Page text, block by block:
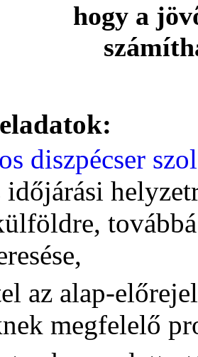
hogy a
diszpécser
az alap-
megfelelő